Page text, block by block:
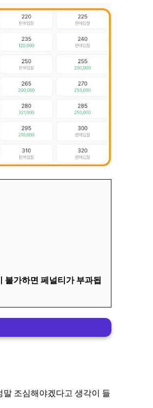
불가하면 페널티가 부과됩
조심해야겠다고 생각이 들